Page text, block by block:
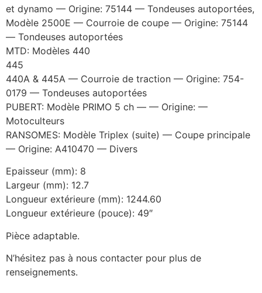
et dynamo — Origine: 75144 — Tondeuses autoportées,
Modèle 2500E — Courroie de coupe — Origine: 75144
— Tondeuses autoportées
MTD: Modèles 440
445
440A & 445A — Courroie de traction — Origine: 754-
0179 — Tondeuses autoportées
PUBERT: Modèle PRIMO 5 ch — — Origine: —
Motoculteurs
RANSOMES: Modèle Triplex (suite) — Coupe principale
— Origine: A410470 — Divers
Epaisseur (mm): 8
Largeur (mm): 12.7
Longueur extérieure (mm): 1244.60
Longueur extérieure (pouce): 49″
Pièce adaptable.
N’hésitez pas à nous contacter pour plus de
renseignements.